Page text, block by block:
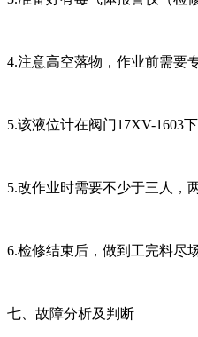
4.注意高空落物，作业前需要
5.该液位计在阀门17XV-1603
5.改作业时需要不少于三人，
6.检修结束后，做到工完料尽
七、故障分析及判断